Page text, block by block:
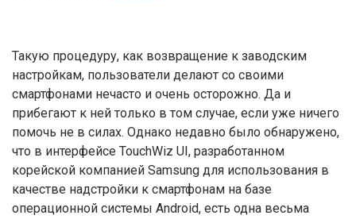
Такую процедуру, как возвращение к заводским
настройкам, пользователи делают со своими
смартфонами нечасто и очень осторожно. Да и
прибегают к ней только в том случае, если уже ничего
помочь не в силах. Однако недавно было обнаружено,
что в интерфейсе TouchWiz UI, разработанном
корейской компанией Samsung для использования в
качестве надстройки к смартфонам на базе
операционной системы Android, есть одна весьма